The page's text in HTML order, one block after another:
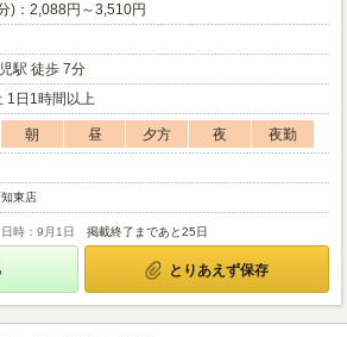
)：2,088円～3,510円
駅 徒歩 7分
1日1時間以上
朝 昼 夕方 夜
夜勤
東店
時：9月1日 掲載終了まであと25日
とりあえず保存